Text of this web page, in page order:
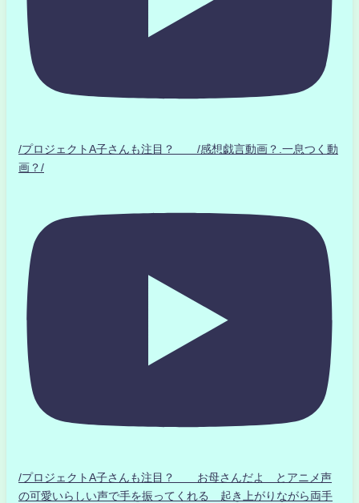
/プロジェクトA子さんも注目？ /感想戯言動画？.一息つく動
画？/
/プロジェクトA子さんも注目？ お母さんだよ とアニメ声
の可愛いらしい声で手を振ってくれる 起き上がりながら両手